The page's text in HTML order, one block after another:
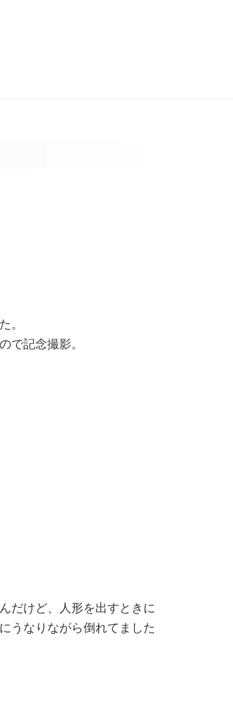
。
で記念撮影。
だけど、人形を出すときに
うなりながら倒れてました